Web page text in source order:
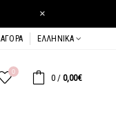
×
ΑΓΟΡΆ ΕΛΛΗΝΙΚΆ
0
0 / 0,00€